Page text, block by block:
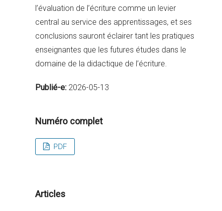
l’évaluation de l’écriture comme un levier
central au service des apprentissages, et ses
conclusions sauront éclairer tant les pratiques
enseignantes que les futures études dans le
domaine de la didactique de l’écriture.
Publié-e: 2026-05-13
Numéro complet
PDF
Articles